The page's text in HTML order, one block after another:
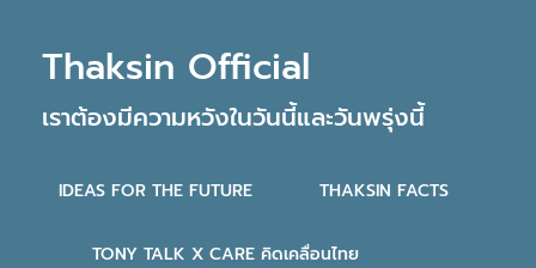
Thaksin Official
เราต้องมีความหวังในวันนี้และวันพรุ่งนี้
IDEAS FOR THE FUTURE THAKSIN FACTS
TONY TALK X CARE คิดเคลื่อนไทย